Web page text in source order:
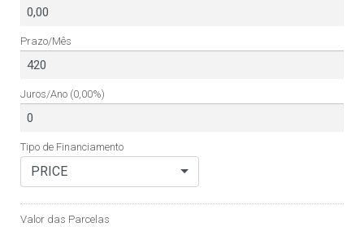
Prazo/Mês
Juros/Ano (0,00%)
Tipo de Financiamento
PRICE
Valor das Parcelas